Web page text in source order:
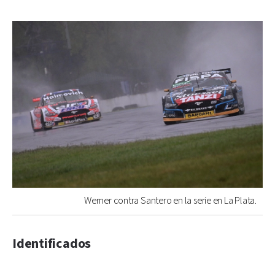
Werner contra Santero en la serie en La Plata.
Identificados